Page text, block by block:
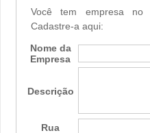
Você tem empresa no
Cadastre-a aqui:
Nome da
Empresa
Descrição
Rua